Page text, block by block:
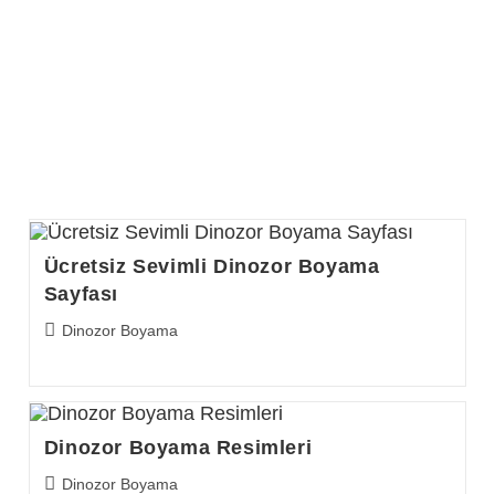
Ücretsiz Sevimli Dinozor Boyama
Sayfası
PostDinozor Boyama
Dinozor Boyama Resimleri
PostDinozor Boyama